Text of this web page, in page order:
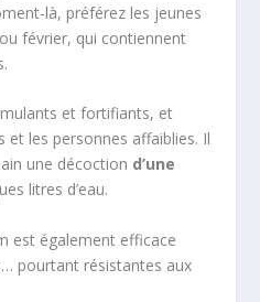
là, préférez les jeunes
février, qui contiennent
et fortifiants, et
et les personnes affaiblies. Il
une décoction d’une
litres d’eau.
est également efficace
pourtant résistantes aux